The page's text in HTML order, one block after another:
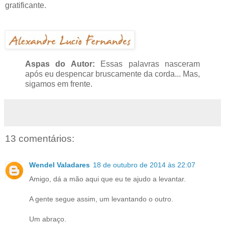
gratificante.
Aspas do Autor: Essas palavras nasceram
após eu despencar bruscamente da corda... Mas,
sigamos em frente.
13 comentários:
Wendel Valadares 18 de outubro de 2014 às 22:07
Amigo, dá a mão aqui que eu te ajudo a levantar.
A gente segue assim, um levantando o outro.
Um abraço.